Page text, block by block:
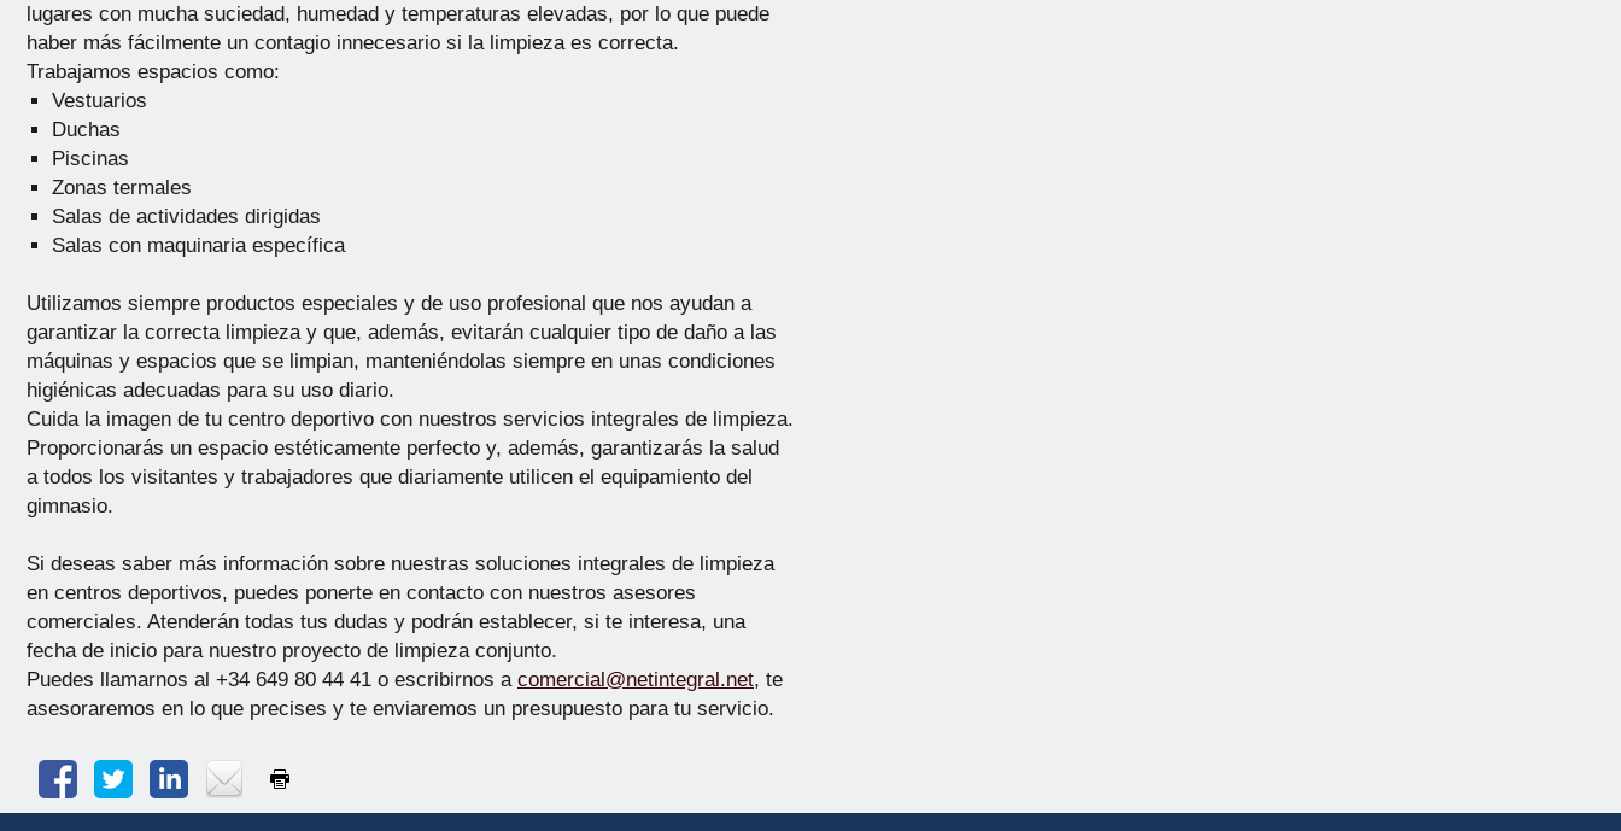
lugares con mucha suciedad, humedad y temperaturas elevadas, por lo que puede
haber más fácilmente un contagio innecesario si la limpieza es correcta.
Trabajamos espacios como:
Vestuarios
Duchas
Piscinas
Zonas termales
Salas de actividades dirigidas
Salas con maquinaria específica
Utilizamos siempre productos especiales y de uso profesional que nos ayudan a
garantizar la correcta limpieza y que, además, evitarán cualquier tipo de daño a las
máquinas y espacios que se limpian, manteniéndolas siempre en unas condiciones
higiénicas adecuadas para su uso diario.
Cuida la imagen de tu centro deportivo con nuestros servicios integrales de limpieza.
Proporcionarás un espacio estéticamente perfecto y, además, garantizarás la salud
a todos los visitantes y trabajadores que diariamente utilicen el equipamiento del
gimnasio.
Si deseas saber más información sobre nuestras soluciones integrales de limpieza
en centros deportivos, puedes ponerte en contacto con nuestros asesores
comerciales. Atenderán todas tus dudas y podrán establecer, si te interesa, una
fecha de inicio para nuestro proyecto de limpieza conjunto.
Puedes llamarnos al +34 649 80 44 41 o escribirnos a comercial@netintegral.net, te
asesoraremos en lo que precises y te enviaremos un presupuesto para tu servicio.